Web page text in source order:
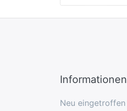
Informationen
Neu eingetroffen